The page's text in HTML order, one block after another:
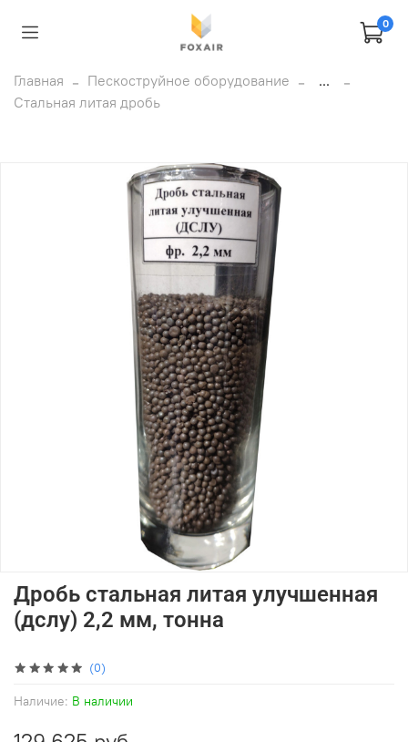
0
Главная Пескоструйное оборудование
...
Стальная литая дробь
(0)
Наличие: В наличии
Дробь стальная литая улучшенная
(дслу) 2,2 мм, тонна